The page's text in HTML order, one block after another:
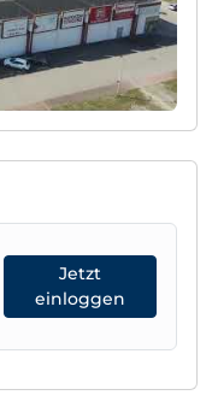
Jetzt
einloggen